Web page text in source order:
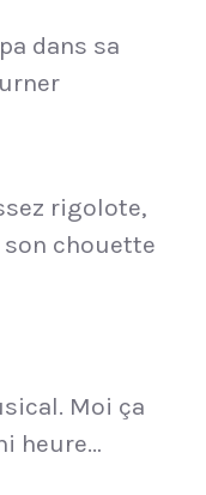
dans sa
rigolote,
son chouette
Moi ça
heure…